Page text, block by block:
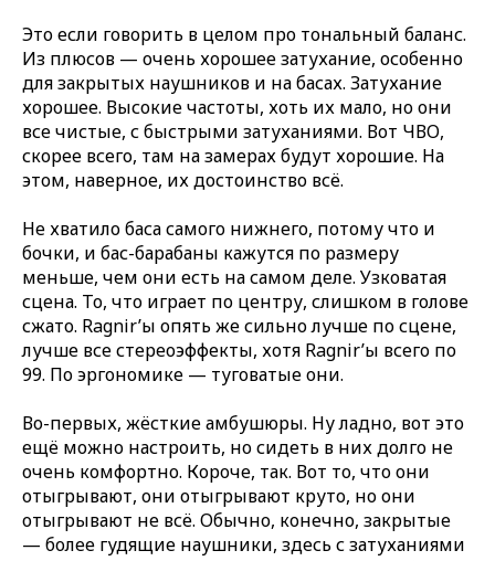
Это если говорить в целом про тональный баланс.
Из плюсов — очень хорошее затухание, особенно
для закрытых наушников и на басах. Затухание
хорошее. Высокие частоты, хоть их мало, но они
все чистые, с быстрыми затуханиями. Вот ЧВО,
скорее всего, там на замерах будут хорошие. На
этом, наверное, их достоинство всё.
Не хватило баса самого нижнего, потому что и
бочки, и бас-барабаны кажутся по размеру
меньше, чем они есть на самом деле. Узковатая
сцена. То, что играет по центру, слишком в голове
сжато. Ragnir’ы опять же сильно лучше по сцене,
лучше все стереоэффекты, хотя Ragnir’ы всего по
99. По эргономике — туговатые они.
Во-первых, жёсткие амбушюры. Ну ладно, вот это
ещё можно настроить, но сидеть в них долго не
очень комфортно. Короче, так. Вот то, что они
отыгрывают, они отыгрывают круто, но они
отыгрывают не всё. Обычно, конечно, закрытые
— более гудящие наушники, здесь с затуханиями